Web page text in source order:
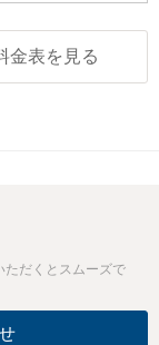
金表を見る
だくとスムーズで